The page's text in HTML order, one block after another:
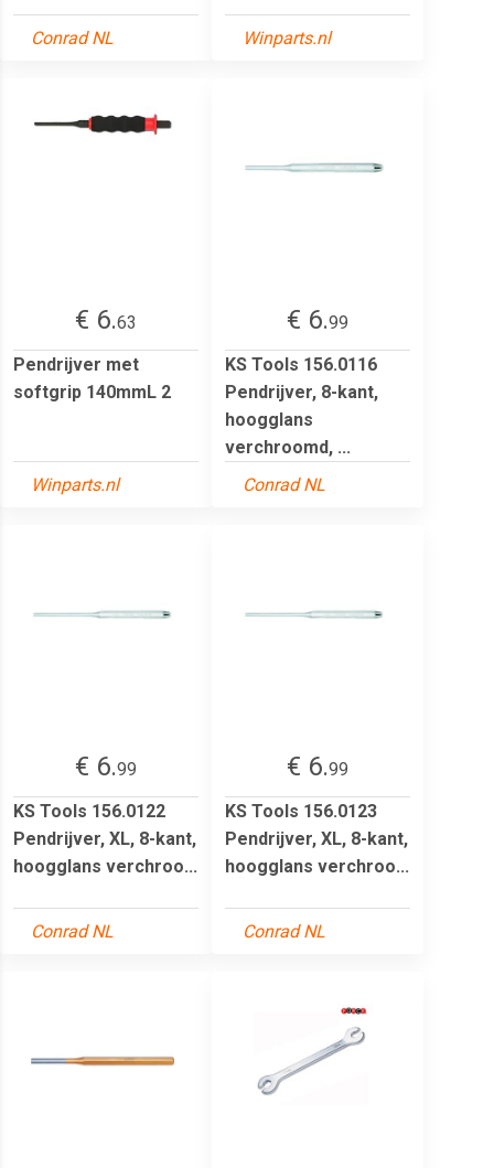
Conrad NL Winparts.nl
€ 6.63
Pendrijver met
softgrip 140mmL 2
Winparts.nl
€ 6.99
KS Tools 156.0116
Pendrijver, 8-kant,
hoogglans
verchroomd, ...
Conrad NL
€ 6.99
KS Tools 156.0122
Pendrijver, XL, 8-kant,
hoogglans verchroo...
Conrad NL
€ 6.99
KS Tools 156.0123
Pendrijver, XL, 8-kant,
hoogglans verchroo...
Conrad NL